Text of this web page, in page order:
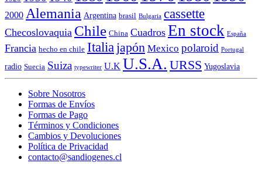
2000 Alemania Argentina brasil Bulgaria cassette
Checoslovaquia Chile China Cuadros En stock España
Francia hecho en chile Italia japón Mexico polaroid Portugal
radio Suecia Suiza typewriter U.K U.S.A. URSS Yugoslavia
Sobre Nosotros
Formas de Envíos
Formas de Pago
Términos y Condiciones
Cambios y Devoluciones
Política de Privacidad
contacto@sandiogenes.cl